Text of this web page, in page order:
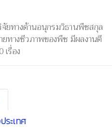
ยทางด้านอนุกรมวิธานพืชสกุล
ยทางชีวภาพของพืช มีผลงานตี
รื่อง
ระเทศ